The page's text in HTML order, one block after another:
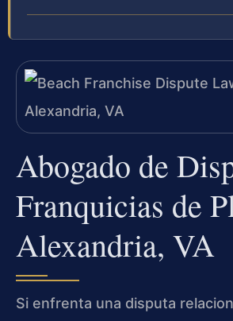
Abogado de
Franquicias de
Alexandria, VA
Si enfrenta una disputa